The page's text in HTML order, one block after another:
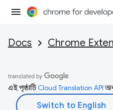
Docs Chrome
এই পৃষ্ঠাটিCloud Translation API